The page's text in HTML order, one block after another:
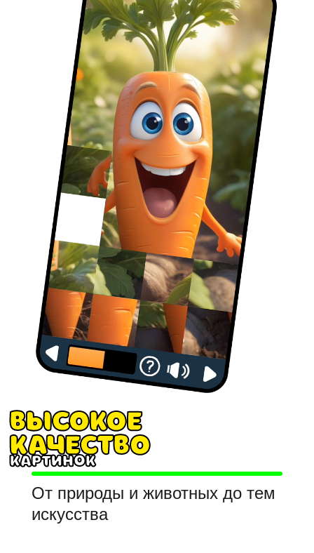
Высокое
Качество
картинок
От природы и животных до тем
искусства